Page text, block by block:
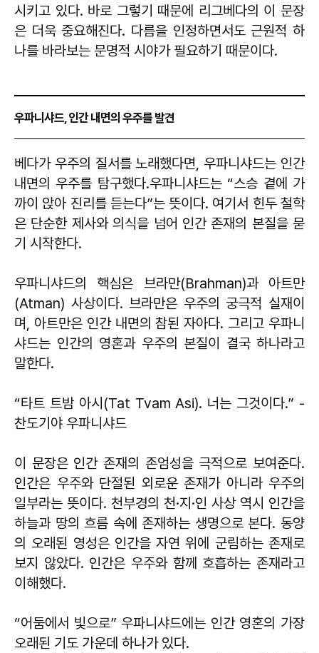
시키고 있다. 바로 그렇기 때문에 리그베다의 이 문장
은 더욱 중요해진다. 다름을 인정하면서도 근원적 하
나를 바라보는 문명적 시야가 필요하기 때문이다.
우파니샤드, 인간 내면의 우주를 발견
베다가 우주의 질서를 노래했다면, 우파니샤드는 인간
내면의 우주를 탐구했다.우파니샤드는 “스승 곁에 가
까이 앉아 진리를 듣는다”는 뜻이다. 여기서 힌두 철학
은 단순한 제사와 의식을 넘어 인간 존재의 본질을 묻
기 시작한다.
우파니샤드의 핵심은 브라만(Brahman)과 아트만
(Atman) 사상이다. 브라만은 우주의 궁극적 실재이
며, 아트만은 인간 내면의 참된 자아다. 그리고 우파니
샤드는 인간의 영혼과 우주의 본질이 결국 하나라고
말한다.
“타트 트밤 아시(Tat Tvam Asi). 너는 그것이다.” -
찬도기야 우파니샤드
이 문장은 인간 존재의 존엄성을 극적으로 보여준다.
인간은 우주와 단절된 외로운 존재가 아니라 우주의
일부라는 뜻이다. 천부경의 천·지·인 사상 역시 인간을
하늘과 땅의 흐름 속에 존재하는 생명으로 본다. 동양
의 오래된 영성은 인간을 자연 위에 군림하는 존재로
보지 않았다. 인간은 우주와 함께 호흡하는 존재라고
이해했다.
“어둠에서 빛으로” 우파니샤드에는 인간 영혼의 가장
오래된 기도 가운데 하나가 있다.